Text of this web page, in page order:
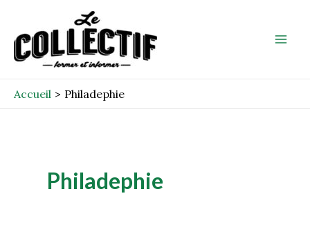
contenu
Accueil Philadephie
Philadephie